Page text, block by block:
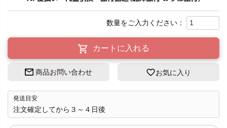
カートに入れる
商品お問い合わせ お気に入り
発送目安
注文確定してから３～４日後